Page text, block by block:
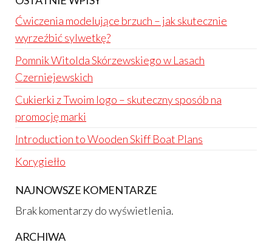
Ćwiczenia modelujące brzuch – jak skutecznie
wyrzeźbić sylwetkę?
Pomnik Witolda Skórzewskiego w Lasach
Czerniejewskich
Cukierki z Twoim logo – skuteczny sposób na
promocję marki
Introduction to Wooden Skiff Boat Plans
Korygiełło
NAJNOWSZE KOMENTARZE
Brak komentarzy do wyświetlenia.
ARCHIWA